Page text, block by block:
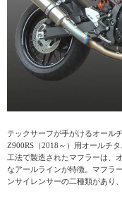
テックサーフが手がけるオール
Z900RS（2018～）用オールチ
工法で製造されたマフラーは、
なアールラインが特徴。マフラ
ンサイレンサーの二種類があり